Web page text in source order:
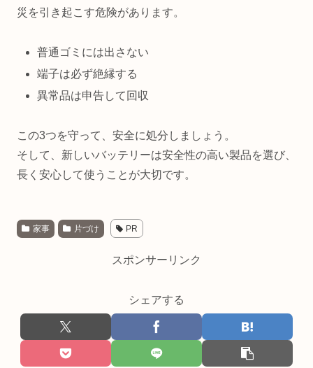
災を引き起こす危険があります。
普通ゴミには出さない
端子は必ず絶縁する
異常品は申告して回収
この3つを守って、安全に処分しましょう。
そして、新しいバッテリーは安全性の高い製品を選び、
長く安心して使うことが大切です。
家事 片づけ PR
スポンサーリンク
シェアする